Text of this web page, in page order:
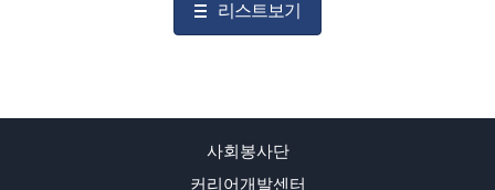
리스트보기
사회봉사단
커리어개발센터